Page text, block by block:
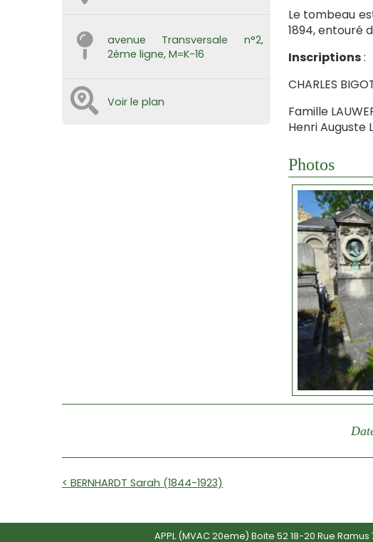
avenue Transversale n°2,
2ème ligne, M=K-16
Voir le plan
Le tombeau
1894, entouré
Inscriptions:
CHARLES
Famille
Henri Auguste
Photos
< BERNHARDT Sarah (1844-1923)
APPL (MVAC 20eme) Boite 52 18-20 Rue Ramus